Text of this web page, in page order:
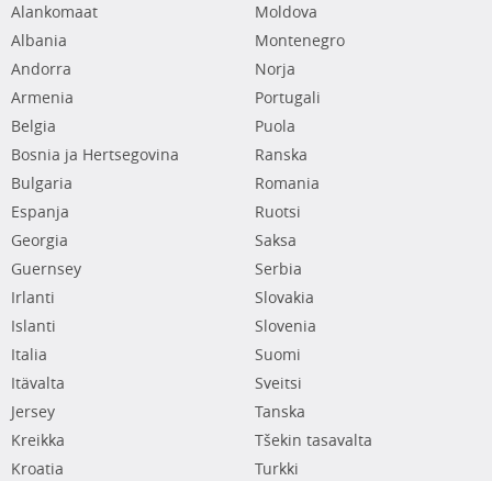
Alankomaat
Albania
Andorra
Armenia
Belgia
Bosnia ja Hertsegovina
Bulgaria
Espanja
Georgia
Guernsey
Irlanti
Islanti
Italia
Itävalta
Jersey
Kreikka
Kroatia
Moldova
Montenegro
Norja
Portugali
Puola
Ranska
Romania
Ruotsi
Saksa
Serbia
Slovakia
Slovenia
Suomi
Sveitsi
Tanska
Tšekin tasavalta
Turkki